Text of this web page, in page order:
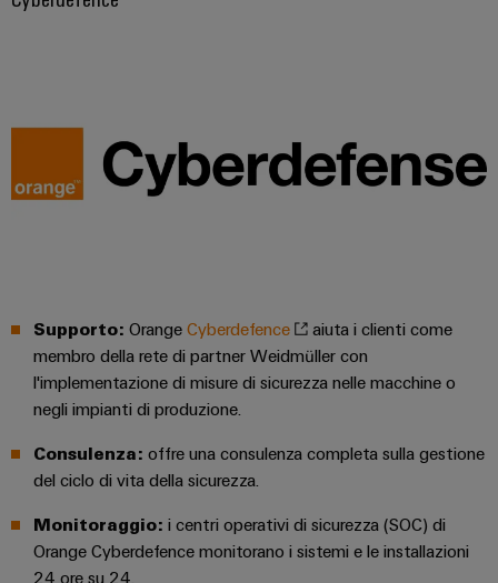
Supporto: Orange Cyberdefence
aiuta i clienti come
membro della rete di partner Weidmüller con
l'implementazione di misure di sicurezza nelle macchine o
negli impianti di produzione.
Consulenza: offre una consulenza completa sulla gestione
del ciclo di vita della sicurezza.
Monitoraggio: i centri operativi di sicurezza (SOC) di
Orange Cyberdefence monitorano i sistemi e le installazioni
24 ore su 24.